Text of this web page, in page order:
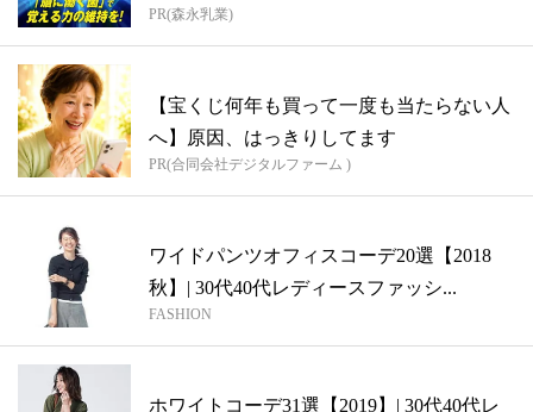
PR(森永乳業)
【宝くじ何年も買って一度も当たらない人
へ】原因、はっきりしてます
PR(合同会社デジタルファーム )
ワイドパンツオフィスコーデ20選【2018
秋】| 30代40代レディースファッシ...
FASHION
ホワイトコーデ31選【2019】| 30代40代レ